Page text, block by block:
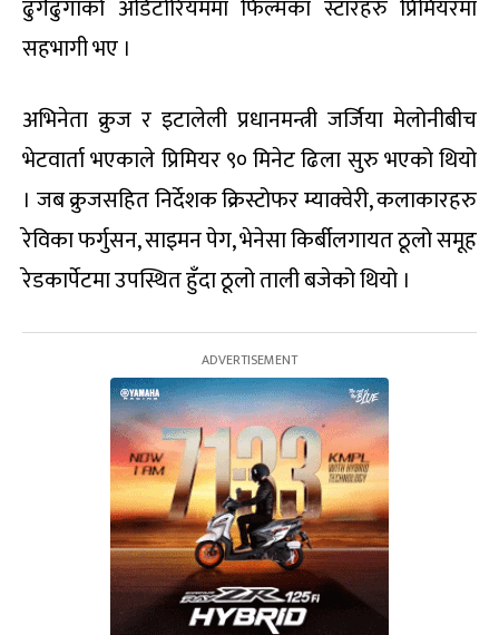
ढुंगैढुंगाको अडिटोरियममा फिल्मका स्टारहरु प्रिमियरमा
सहभागी भए ।
अभिनेता क्रुज र इटालेली प्रधानमन्त्री जर्जिया मेलोनीबीच
भेटवार्ता भएकाले प्रिमियर ९० मिनेट ढिला सुरु भएको थियो
। जब क्रुजसहित निर्देशक क्रिस्टोफर म्याक्वेरी, कलाकारहरु
रेविका फर्गुसन, साइमन पेग, भेनेसा किर्बीलगायत ठूलो समूह
रेडकार्पेटमा उपस्थित हुँदा ठूलो ताली बजेको थियो ।